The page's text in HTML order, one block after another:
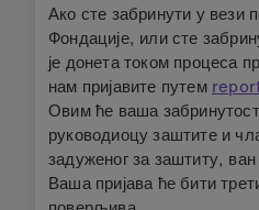
Ако сте забринути у
Фондације, или сте
је донета током процеса
нам пријавите путем
Овим ће ваша
руководиоцу заштите и
задуженог за заштиту, ван
Ваша пријава ће бити